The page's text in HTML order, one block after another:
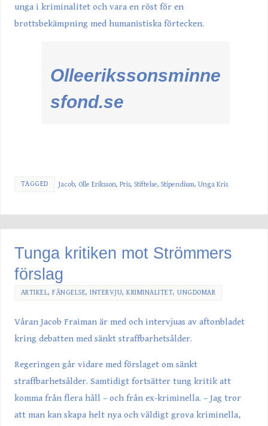
unga i kriminalitet och vara en röst för en
brottsbekämpning med humanistiska förtecken.
Olleerikssonsminne
sfond.se
TAGGED Jacob, Olle Eriksson, Pris, Stiftelse, Stipendium, Unga Kris
Tunga kritiken mot Strömmers
förslag
ARTIKEL,FÄNGELSE,INTERVJU,KRIMINALITET,UNGDOMAR
Våran Jacob Fraiman är med och intervjuas av aftonbladet
kring debatten med sänkt straffbarhetsålder.
Regeringen går vidare med förslaget om sänkt
straffbarhetsålder. Samtidigt fortsätter tung kritik att
komma från flera håll – och från ex-kriminella. – Jag tror
att man kan skapa helt nya och väldigt grova kriminella,